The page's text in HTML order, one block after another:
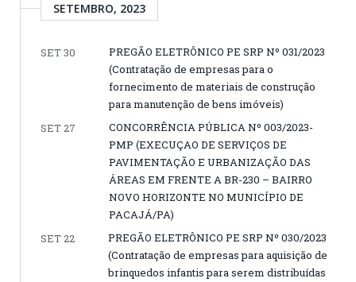
SETEMBRO, 2023
SET 30
PREGÃO ELETRÔNICO PE SRP Nº 031/2023
(Contratação de empresas para o
fornecimento de materiais de construção
para manutenção de bens imóveis)
SET 27
CONCORRÊNCIA PÚBLICA Nº 003/2023-
PMP (EXECUÇAO DE SERVIÇOS DE
PAVIMENTAÇÃO E URBANIZAÇÃO DAS
ÁREAS EM FRENTE A BR-230 – BAIRRO
NOVO HORIZONTE NO MUNICÍPIO DE
PACAJÁ/PA)
SET 22
PREGÃO ELETRÔNICO PE SRP Nº 030/2023
(Contratação de empresas para aquisição de
brinquedos infantis para serem distribuídas